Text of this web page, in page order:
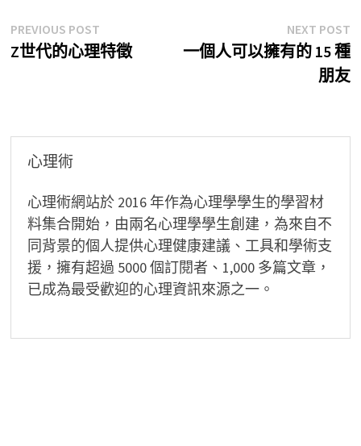
文
章
PREVIOUS POSTPrevious
post:
Z世代的心理特徵
NEXT POST
一個人可以擁有的 15 種
朋友
心理術
心理術網站於 2016 年作為心理學學生的學習材
料集合開始，由兩名心理學學生創建，為來自不
同背景的個人提供心理健康建議、工具和學術支
援，擁有超過 5000 個訂閱者、1,000 多篇文章，
已成為最受歡迎的心理資訊來源之一。